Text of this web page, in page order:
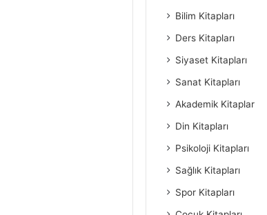
Bilim Kitapları
Ders Kitapları
Siyaset Kitapları
Sanat Kitapları
Akademik Kitaplar
Din Kitapları
Psikoloji Kitapları
Sağlık Kitapları
Spor Kitapları